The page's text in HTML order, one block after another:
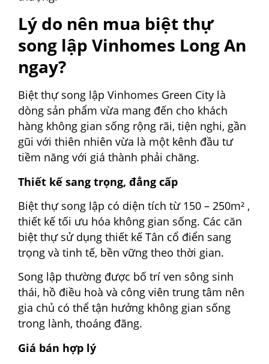
Lý do nên mua biệt thự
song lập Vinhomes Long An
ngay?
Biệt thự song lập Vinhomes Green City là
dòng sản phẩm vừa mang đến cho khách
hàng không gian sống rộng rãi, tiện nghi, gần
gũi với thiên nhiên vừa là một kênh đầu tư
tiềm năng với giá thành phải chăng.
Thiết kế sang trọng, đẳng cấp
Biệt thự song lập có diện tích từ 150 – 250m² ,
thiết kế tối ưu hóa không gian sống. Các căn
biệt thự sử dụng thiết kế Tân cổ điển sang
trọng và tinh tế, bền vững theo thời gian.
Song lập thường được bố trí ven sông sinh
thái, hồ điều hoà và công viên trung tâm nên
gia chủ có thể tận hưởng không gian sống
trong lành, thoáng đãng.
Giá bán hợp lý